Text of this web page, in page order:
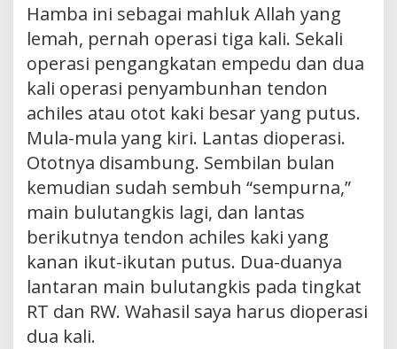
Hamba ini sebagai mahluk Allah yang
lemah, pernah operasi tiga kali. Sekali
operasi pengangkatan empedu dan dua
kali operasi penyambunhan tendon
achiles atau otot kaki besar yang putus.
Mula-mula yang kiri. Lantas dioperasi.
Ototnya disambung. Sembilan bulan
kemudian sudah sembuh “sempurna,”
main bulutangkis lagi, dan lantas
berikutnya tendon achiles kaki yang
kanan ikut-ikutan putus. Dua-duanya
lantaran main bulutangkis pada tingkat
RT dan RW. Wahasil saya harus dioperasi
dua kali.